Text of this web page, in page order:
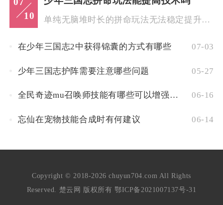
10
单纯无脑堆时长的拼命玩法无法稳定提升游戏技术，只有带思考、重...
在少年三国志2中获得锦囊的方式有哪些 07-03
少年三国志护阵需要注意哪些问题 05-27
全民奇迹mu召唤师技能有哪些可以增强队友的技能 06-16
忘仙在宠物技能合成时有何建议 06-14
Copyright © 2018-2026 chuyun704.com All Rights
Reserved. 楚云网 版权所有 鄂ICP备2021007137号-31